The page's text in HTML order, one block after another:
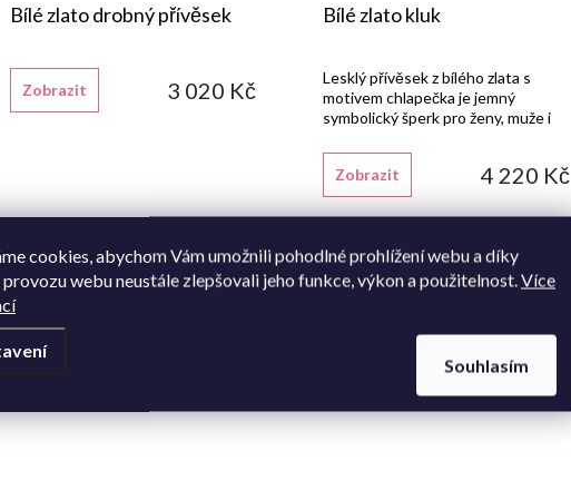
cookies, abychom Vám umožnili pohodlné prohlížení webu a díky
provozu webu neustále zlepšovali jeho funkce, výkon a použitelnost.Více
Souhlasím
Bílé zlato drobný přívěsek
3 020 Kč
Zobrazit
Bílé zlato kluk
4 220 Kč
Zobrazit
Lesklý přívěsek z bílého zlata s
motivem chlapečka je jemný
symbolický šperk pro ženy, muže i
Vlastní výroba